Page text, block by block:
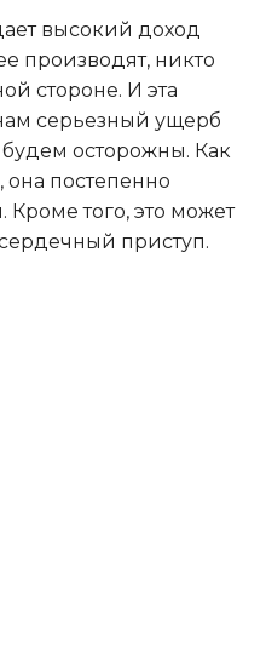
высокий доход
производят, никто
стороне. И эта
серьезный ущерб
осторожны. Как
она постепенно
того, это может
приступ.